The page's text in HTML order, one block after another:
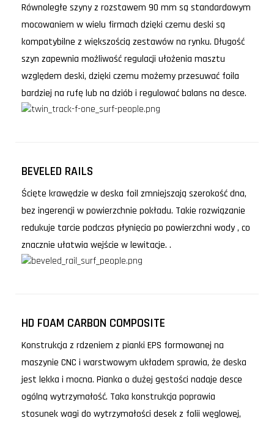
Równoległe szyny z rozstawem 90 mm są standardowym
mocowaniem w wielu firmach dzięki czemu deski są
kompatybilne z większością zestawów na rynku. Długość
szyn zapewnia możliwość regulacji ułożenia masztu
względem deski, dzięki czemu możemy przesuwać foila
bardziej na rufę lub na dziób i regulować balans na desce.
BEVELED RAILS
Ścięte krawędzie w deska foil zmniejszają szerokość dna,
bez ingerencji w powierzchnie pokładu. Takie rozwiązanie
redukuje tarcie podczas płynięcia po powierzchni wody , co
znacznie ułatwia wejście w lewitacje. .
HD FOAM CARBON COMPOSITE
Konstrukcja z rdzeniem z pianki EPS formowanej na
maszynie CNC i warstwowym układem sprawia, że ​​deska
jest lekka i mocna. Pianka o dużej gęstości nadaje desce
ogólną wytrzymałość. Taka konstrukcja poprawia
stosunek wagi do wytrzymałości desek z folii węglowej,